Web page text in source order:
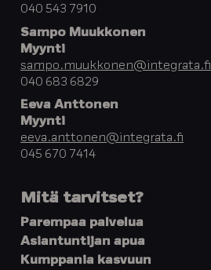
040 543 7910
Sampo Muukkonen
Myynti
sampo.muukkonen@integrata.fi
040 683 6829
Eeva Anttonen
Myynti
eeva.anttonen@integrata.fi
045 670 7414
Mitä tarvitset?
Parempaa palvelua
Asiantuntijan apua
Kumppania kasvuun